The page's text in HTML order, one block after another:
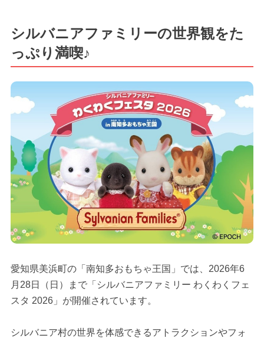
シルバニアファミリーの世界観をた
っぷり満喫♪
愛知県美浜町の「南知多おもちゃ王国」では、2026年6
月28日（日）まで「シルバニアファミリー わくわくフェ
スタ 2026」が開催されています。
シルバニア村の世界を体感できるアトラクションやフォ